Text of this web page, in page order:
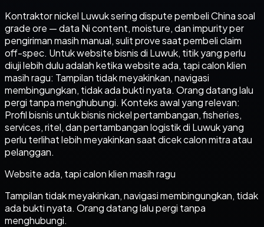
Kontraktor nickel Luwuk sering dispute pembeli China soal
grade ore — data Ni content, moisture, dan impurity per
pengiriman masih manual, sulit prove saat pembeli claim
off-spec. Untuk website bisnis di Luwuk, titik yang perlu
diuji lebih dulu adalah ketika website ada, tapi calon klien
masih ragu: Tampilan tidak meyakinkan, navigasi
membingungkan, tidak ada bukti nyata. Orang datang lalu
pergi tanpa menghubungi. Konteks awal yang relevan:
Profil bisnis untuk bisnis nickel pertambangan, fisheries,
services, ritel, dan pertambangan logistik di Luwuk yang
perlu terlihat lebih meyakinkan saat dicek calon mitra atau
pelanggan.
Website ada, tapi calon klien masih ragu
Tampilan tidak meyakinkan, navigasi membingungkan, tidak
ada bukti nyata. Orang datang lalu pergi tanpa
menghubungi.